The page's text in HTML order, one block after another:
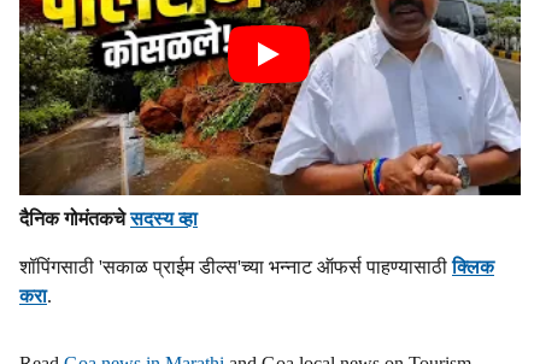
दैनिक गोमंतकचेसदस्य व्हा
शॉपिंगसाठी 'सकाळ प्राईम डील्स'च्या भन्नाट ऑफर्स पाहण्यासाठीक्लिक
करा.